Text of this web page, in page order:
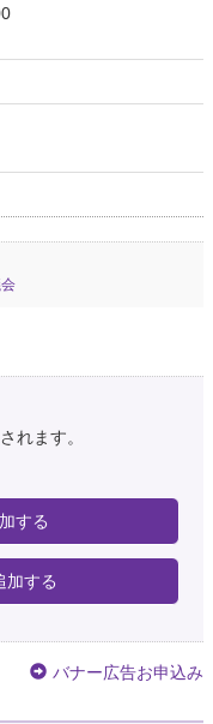
れます。
する
加する
バナー広告お申込み